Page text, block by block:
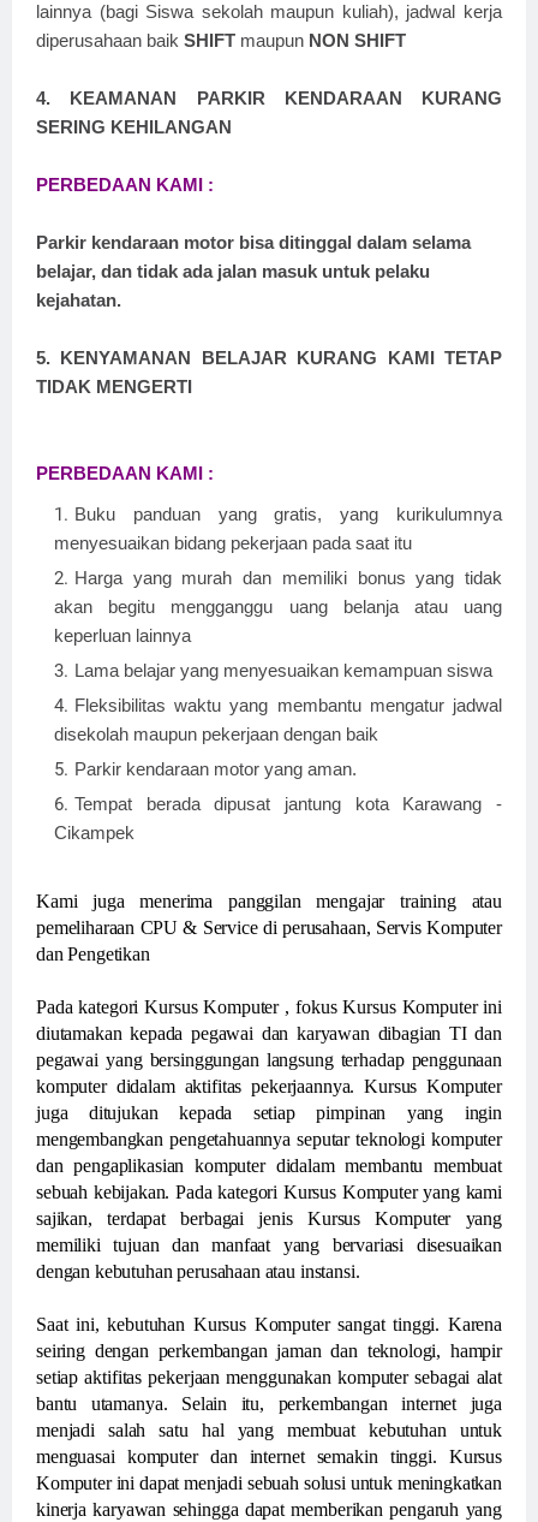
lainnya (bagi Siswa sekolah maupun kuliah), jadwal kerja
diperusahaan baik SHIFT maupun NON SHIFT
4. KEAMANAN PARKIR KENDARAAN KURANG
SERING KEHILANGAN
PERBEDAAN KAMI :
Parkir kendaraan motor bisa ditinggal dalam selama
belajar, dan tidak ada jalan masuk untuk pelaku
kejahatan.
5. KENYAMANAN BELAJAR KURANG KAMI TETAP
TIDAK MENGERTI
PERBEDAAN KAMI :
Buku panduan yang gratis, yang kurikulumnya
menyesuaikan bidang pekerjaan pada saat itu
Harga yang murah dan memiliki bonus yang tidak
akan begitu mengganggu uang belanja atau uang
keperluan lainnya
Lama belajar yang menyesuaikan kemampuan siswa
Fleksibilitas waktu yang membantu mengatur jadwal
disekolah maupun pekerjaan dengan baik
Parkir kendaraan motor yang aman.
Tempat berada dipusat jantung kota Karawang -
Cikampek
Kami juga menerima panggilan mengajar training atau
pemeliharaan CPU & Service di perusahaan, Servis Komputer
dan Pengetikan
Pada kategori Kursus Komputer , fokus Kursus Komputer ini
diutamakan kepada pegawai dan karyawan dibagian TI dan
pegawai yang bersinggungan langsung terhadap penggunaan
komputer didalam aktifitas pekerjaannya. Kursus Komputer
juga ditujukan kepada setiap pimpinan yang ingin
mengembangkan pengetahuannya seputar teknologi komputer
dan pengaplikasian komputer didalam membantu membuat
sebuah kebijakan. Pada kategori Kursus Komputer yang kami
sajikan, terdapat berbagai jenis Kursus Komputer yang
memiliki tujuan dan manfaat yang bervariasi disesuaikan
dengan kebutuhan perusahaan atau instansi.
Saat ini, kebutuhan Kursus Komputer sangat tinggi. Karena
seiring dengan perkembangan jaman dan teknologi, hampir
setiap aktifitas pekerjaan menggunakan komputer sebagai alat
bantu utamanya. Selain itu, perkembangan internet juga
menjadi salah satu hal yang membuat kebutuhan untuk
menguasai komputer dan internet semakin tinggi. Kursus
Komputer ini dapat menjadi sebuah solusi untuk meningkatkan
kinerja karyawan sehingga dapat memberikan pengaruh yang